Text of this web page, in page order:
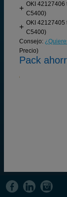
OKI 42127406
C5400)
OKI 42127405
C5400)
Consejo:
Precio)
Pack